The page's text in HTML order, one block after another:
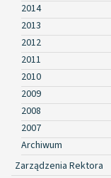
2014
2013
2012
2011
2010
2009
2008
2007
Archiwum
Zarządzenia Rektora